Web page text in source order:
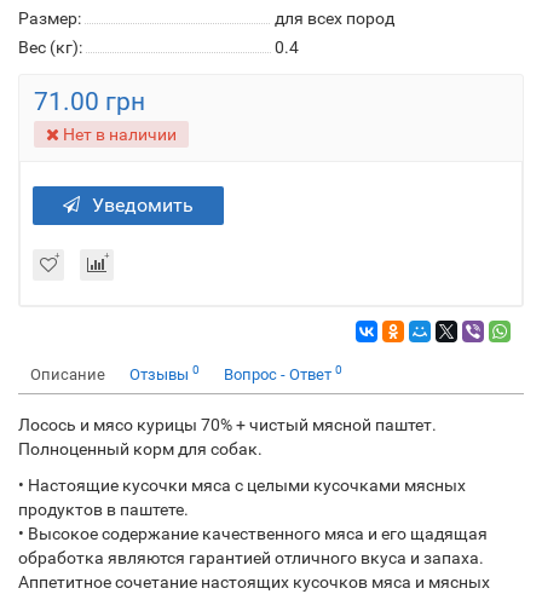
Размер:
для всех пород
Вес (кг):
0.4
71.00 грн
Нет в наличии
Уведомить
Описание Отзывы 0 Вопрос - Ответ 0
Лосось и мясо курицы 70% + чистый мясной паштет.
Полноценный корм для собак.
• Настоящие кусочки мяса с целыми кусочками мясных
продуктов в паштете.
• Высокое содержание качественного мяса и его щадящая
обработка являются гарантией отличного вкуса и запаха.
Аппетитное сочетание настоящих кусочков мяса и мясных